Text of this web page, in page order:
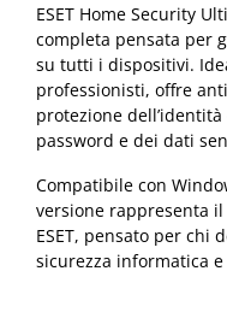
ESET Home Security
completa pensata per
su tutti i dispositivi.
professionisti, offre
protezione
password e dei dati
Compatibile con
versione rappresenta
ESET, pensato per chi
sicurezza informatica